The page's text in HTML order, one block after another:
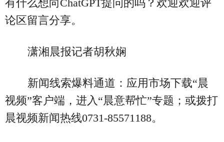
有什么想向ChatGPT提问的吗？欢迎欢迎评
论区留言分享。
潇湘晨报记者胡秋娴
新闻线索爆料通道：应用市场下载“晨
视频”客户端，进入“晨意帮忙”专题；或拨打
晨视频新闻热线0731-85571188。